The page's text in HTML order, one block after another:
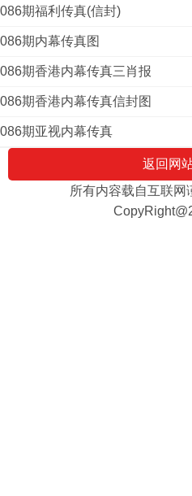
086期福利传真(信封)
086期内幕传真图
086期香港内幕传真三肖报
086期香港内幕传真信封图
086期亚视内幕传真
返回网
所有内容载自互联网